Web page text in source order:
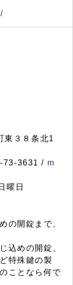
３８条北1
73-3631 / m
曜日
の開錠まで、
込めの開錠、
特殊鍵の製
ことなら何で